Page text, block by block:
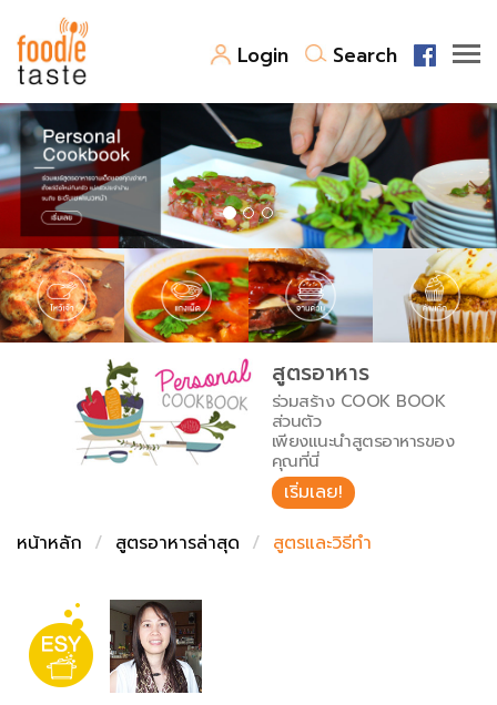
Login Search
สูตรอาหาร
สูตรอาหารล่าสุด
Top Foodie
พาไปชิม
สารพันก้นครัว
เคล็ดลับน่ารู้
เปรียบเทียบหน่วยการตวง
เปรียบเทียบอุณหภูมิ
เปรียบเทียบน้ำหนักวัตถุดิบ
FoodPedia
สร้าง Cookbook
สูตรอาหาร
ร่วมสร้าง COOK BOOK
ส่วนตัว
เพียงแนะนำสูตรอาหารของ
คุณที่นี่
เริ่มเลย!
หน้าหลัก
สูตรอาหารล่าสุด สูตรและวิธีทำ